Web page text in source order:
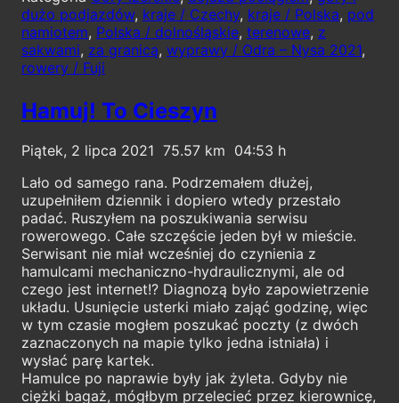
dużo podjazdów, kraje / Czechy, kraje / Polska, pod
namiotem, Polska / dolnośląskie, terenowe, z
sakwami, za granicą, wyprawy / Odra – Nysa 2021,
rowery / Fuji
Hamuj! To Cieszyn
Piątek, 2 lipca 2021 75.57
04:53
Lało od samego rana. Podrzemałem dłużej,
uzupełniłem dziennik i dopiero wtedy przestało
padać. Ruszyłem na poszukiwania serwisu
rowerowego. Całe szczęście jeden był w mieście.
Serwisant nie miał wcześniej do czynienia z
hamulcami mechaniczno-hydraulicznymi, ale od
czego jest internet!? Diagnozą było zapowietrzenie
układu. Usunięcie usterki miało zająć godzinę, więc
w tym czasie mogłem poszukać poczty (z dwóch
zaznaczonych na mapie tylko jedna istniała) i
wysłać parę kartek.
Hamulce po naprawie były jak żyleta. Gdyby nie
ciężki bagaż, mógłbym przelecieć przez kierownicę,